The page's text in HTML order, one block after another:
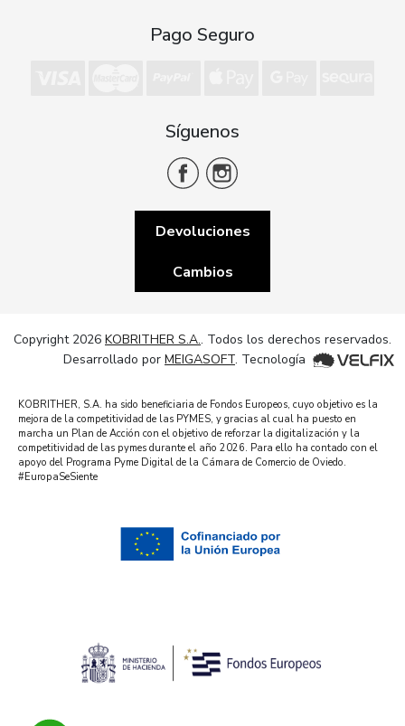
Pago Seguro
Síguenos
Devoluciones
Cambios
Copyright 2026 KOBRITHER S.A.. Todos los derechos reservados.
Desarrollado por MEIGASOFT. Tecnología
KOBRITHER, S.A. ha sido beneficiaria de Fondos Europeos, cuyo objetivo es la
mejora de la competitividad de las PYMES, y gracias al cual ha puesto en
marcha un Plan de Acción con el objetivo de reforzar la digitalización y la
competitividad de las pymes durante el año 2026. Para ello ha contado con el
apoyo del Programa Pyme Digital de la Cámara de Comercio de Oviedo.
#EuropaSeSiente